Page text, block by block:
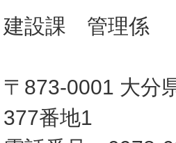
建設課 管理係
〒873-0001 大分
377番地1